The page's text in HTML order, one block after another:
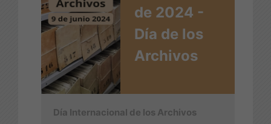
de 2024 -
Día de los
Archivos
Día Internacional de los Archivos